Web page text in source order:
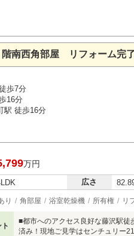
南西角部屋 リフォーム完
歩7分
16分
駅 徒歩16分
万円
広さ
り 角部屋 浴室乾燥機 所有権 リ
■都市へのアクセス良好な藤沢駅
済み！現地ご見学はセンチュリー